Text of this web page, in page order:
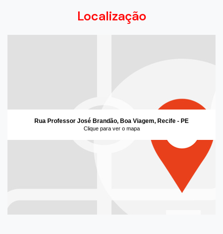
Localização
Rua Professor José Brandão, Boa Viagem, Recife - PE
Clique para ver o mapa